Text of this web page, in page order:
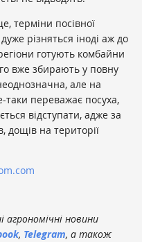
терміни посівної
різняться іноді аж до
готують комбайни
вже збирають у повну
але на
таки переважає посуха,
відступати, адже за
дощів на території
агрономічні новини
, Telegram, а також